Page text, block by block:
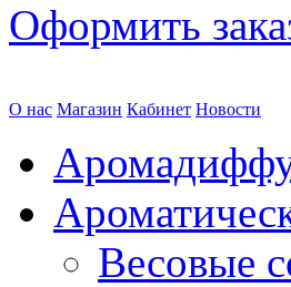
Оформить
О нас Магазин Кабинет Новости
Весовые